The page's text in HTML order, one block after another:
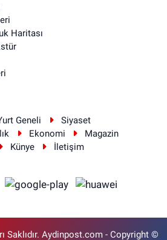
Haritası
Geneli
Siyaset
Ekonomi
Magazin
Künye
İletişim
Saklıdır. Aydinpost.com - Copyright ©